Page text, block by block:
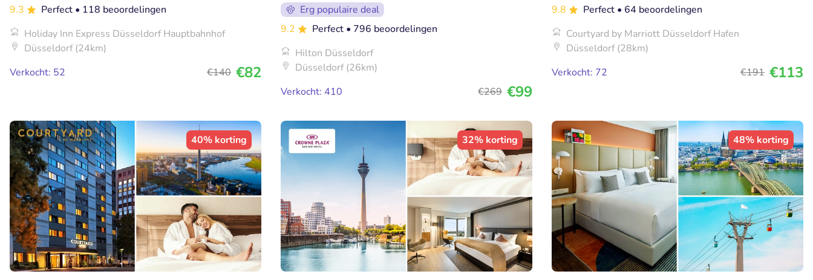
9.3 Perfect • 118 beoordelingen
Holiday Inn Express Düsseldorf Hauptbahnhof
Düsseldorf (24km)
Verkocht: 52
€140 €82
Erg populaire deal
9.2
Perfect • 796 beoordelingen
Hilton Düsseldorf
Düsseldorf (26km)
Verkocht: 410
€269 €99
9.8 Perfect • 64 beoordelingen
Courtyard by Marriott Düsseldorf Hafen
Düsseldorf (28km)
Verkocht: 72
€191 €113
40% korting 32% korting 48% korting